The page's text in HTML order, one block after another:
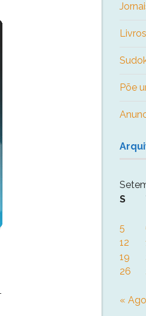
Põe
S
5
12
19
26
« Ago